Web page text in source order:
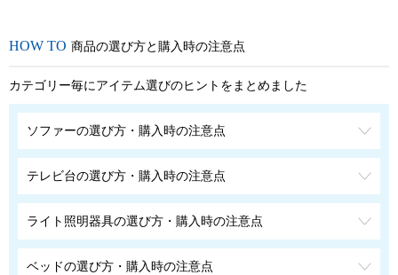
商品の選び方と購入時の注意点
カテゴリー毎にアイテム選びのヒントをまとめました
ソファーの選び方・購入時の注意点
テレビ台の選び方・購入時の注意点
ライト照明器具の選び方・購入時の注意点
ベッドの選び方・購入時の注意点